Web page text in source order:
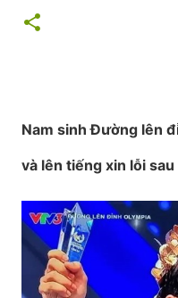
Nam sinh Đường lên
và lên tiếng xin lỗi